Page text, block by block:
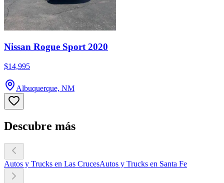
Nissan Rogue Sport 2020
$14,995
Albuquerque, NM
Descubre más
Autos y Trucks en Las CrucesAutos y Trucks en Santa Fe